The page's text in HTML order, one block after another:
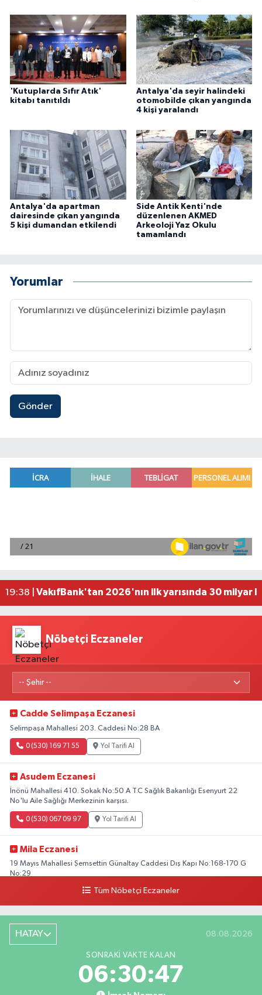
'Kutuplarda Sıfır Atık'
kitabı tanıtıldı
Antalya'da seyir halindeki
otomobilde çıkan yangında
4 kişi yaralandı
Antalya'da apartman
dairesinde çıkan yangında
5 kişi dumandan etkilendi
Side Antik Kenti'nde
düzenlenen AKMED
Arkeoloji Yaz Okulu
tamamlandı
Yorumlar
Gönder
20:05 |
Antalya'da apartman dairesinde çıkan
22:01 | 'Kutuplarda Sıfır Atık' kitabı tanıtıldı
Nöbetçi Eczaneler
Cadde Selimpaşa Eczanesi
Selimpaşa Mahallesi 203. Caddesi No:28 BA
0 (530) 169 71 55 Yol Tarifi Al
Asudem Eczanesi
İnönü Mahallesi 410. Sokak No:50 A T.C Sağlık Bakanlığı Esenyurt 22
No'lu Aile Sağlığı Merkezinin karşısı.
0 (530) 067 09 97 Yol Tarifi Al
Mila Eczanesi
19 Mayıs Mahallesi Şemsettin Günaltay Caddesi Dış Kapı No:168-170 G
No:29
Yol Tarifi Al
Kasımpaşa Eczanesi
Yahya Kahya Mahallesi Kasımpaşa Bostanı Sokak 18A Mutfak Ekipmanları
Satan Dükkanların Olduğu Caddede Denizbank'ın Karşısı, Albaraka'nın
0 (212) 253 77 44 Yol Tarifi Al
Tüm Nöbetçi Eczaneler
HATAY 08.08.2026
SONRAKI VAKTE KALAN
06:30:45